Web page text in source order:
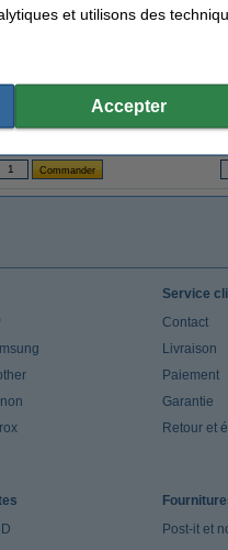
Velvet Fine Art papier 260
109,50 €
Epson
Service
Contact
Livraison
Paiement
Garantie
Retour et
Post-it et
et utilisons des
Accepter